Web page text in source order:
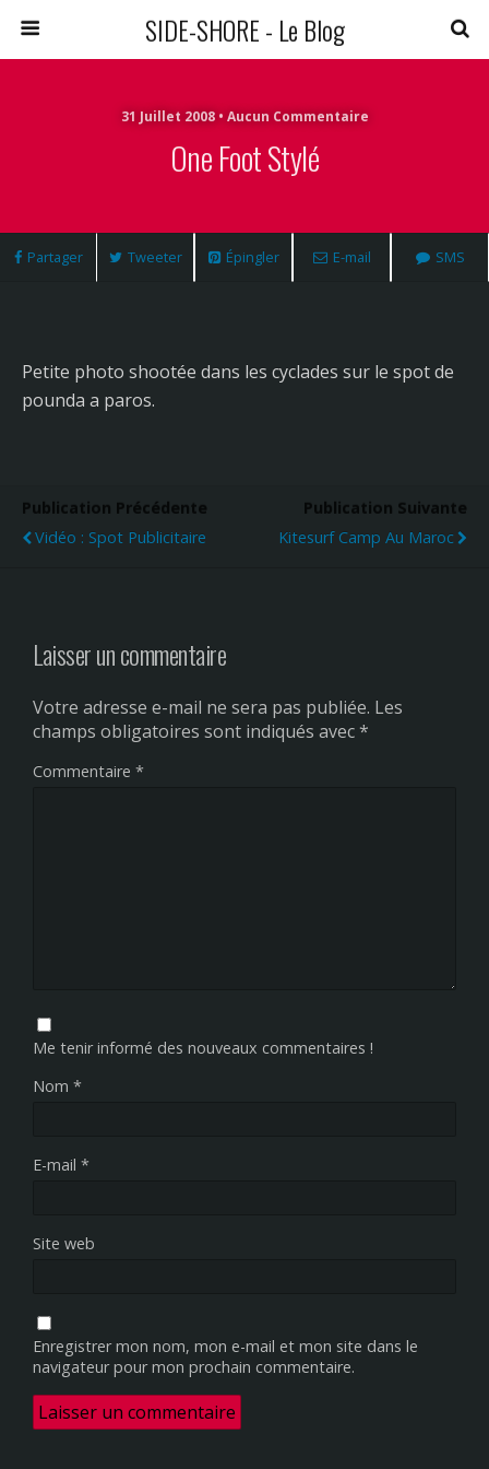
SIDE-SHORE - Le Blog
31 Juillet 2008 • Aucun Commentaire
One Foot Stylé
Partager Tweeter Épingler E-mail SMS
Petite photo shootée dans les cyclades sur le spot de
pounda a paros.
Publication Précédente
Vidéo : Spot Publicitaire
Publication Suivante
Kitesurf Camp Au Maroc
Laisser un commentaire
Votre adresse e-mail ne sera pas publiée. Les
champs obligatoires sont indiqués avec*
Commentaire *
Me tenir informé des nouveaux commentaires !
Nom *
E-mail *
Site web
Enregistrer mon nom, mon e-mail et mon site dans le
navigateur pour mon prochain commentaire.